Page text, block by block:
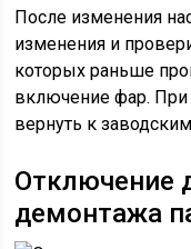
После изменения
изменения и
которых раньше
включение фар.
вернуть к
Отключение
демонтажа